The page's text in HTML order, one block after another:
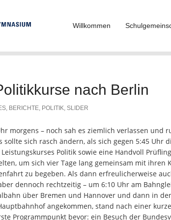
Willkommen
nach Berlin
, BERICHTE, POLITIK, SLIDER
morgens – noch sah es ziemlich verlassen und
sollte sich rasch ändern, als sich gegen 5:45 Uhr
Politik sowie eine Handvoll
um sich vier Tage lang gemeinsam mit ihren
zu begeben. Als dann erfreulicherweise
dennoch rechtzeitig – um 6:10 Uhr am
über Bremen und Hannover und dann in
angekommen, stand nach einer
Programmpunkt bevor: ein Besuch der